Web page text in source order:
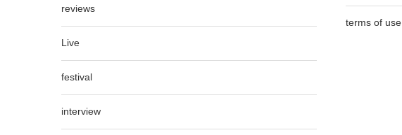
reviews
Live
festival
interview
terms of use